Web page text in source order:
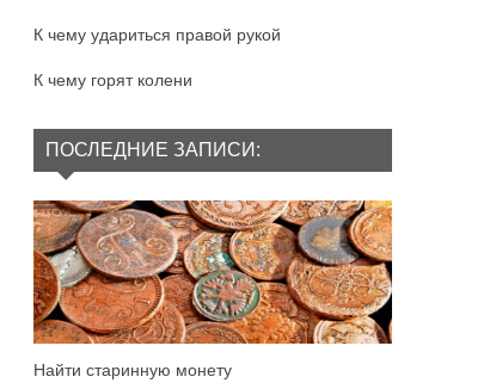
К чему удариться правой рукой
К чему горят колени
ПОСЛЕДНИЕ ЗАПИСИ:
Найти старинную монету